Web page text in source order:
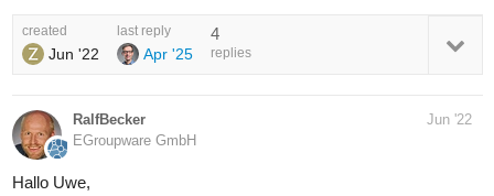
created
Jun '22
last reply
Apr '25
4
replies
RalfBecker
EGroupware GmbH
Jun '22
Hallo Uwe,